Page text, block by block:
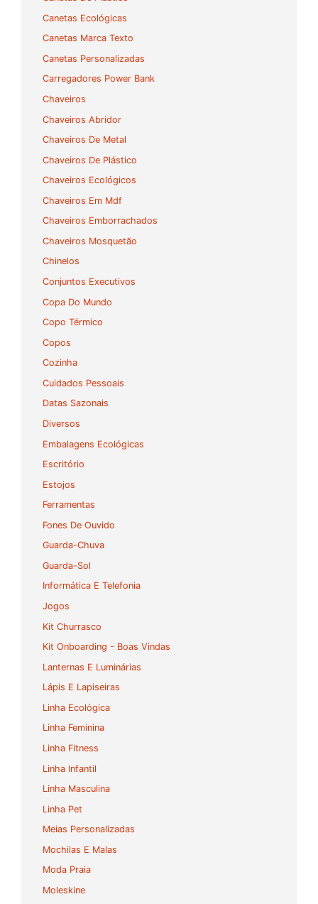
Canetas Ecológicas
Canetas Marca Texto
Canetas Personalizadas
Carregadores Power Bank
Chaveiros
Chaveiros Abridor
Chaveiros De Metal
Chaveiros De Plástico
Chaveiros Ecológicos
Chaveiros Em Mdf
Chaveiros Emborrachados
Chaveiros Mosquetão
Chinelos
Conjuntos Executivos
Copa Do Mundo
Copo Térmico
Copos
Cozinha
Cuidados Pessoais
Datas Sazonais
Diversos
Embalagens Ecológicas
Escritório
Estojos
Ferramentas
Fones De Ouvido
Guarda-Chuva
Guarda-Sol
Informática E Telefonia
Jogos
Kit Churrasco
Kit Onboarding - Boas Vindas
Lanternas E Luminárias
Lápis E Lapiseiras
Linha Ecológica
Linha Feminina
Linha Fitness
Linha Infantil
Linha Masculina
Linha Pet
Meias Personalizadas
Mochilas E Malas
Moda Praia
Moleskine